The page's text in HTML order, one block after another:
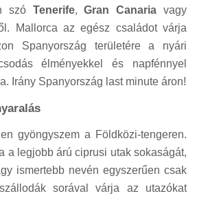
szó Tenerife,Gran Canaria vagy
Mallorca az egész családot várja
Spanyország területére a nyári
élményekkel és napfénnyel
Irány Spanyország last minute áron!
gyöngyszem a Földközi-tengeren.
a legjobb árú ciprusi utak sokaságát,
ismertebb nevén egyszerűen csak
sorával várja az utazókat